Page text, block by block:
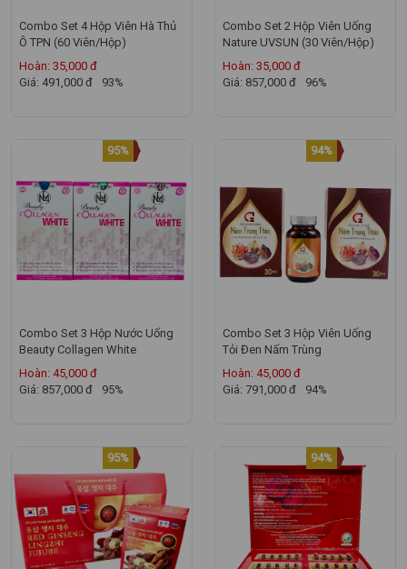
Combo Set 4 Hộp Viên Hà Thủ
Ô TPN (60 Viên/Hộp)
Hoàn: 35,000 đ
Giá: 491,000 đ
93%
Combo Set 2 Hộp Viên Uống
Nature UVSUN (30 Viên/Hộp)
Hoàn: 35,000 đ
Giá: 857,000 đ
96%
95%
Combo Set 3 Hộp Nước Uống
Beauty Collagen White
Hoàn: 45,000 đ
Giá: 857,000 đ
95%
94%
Combo Set 3 Hộp Viên Uống
Tỏi Đen Nấm Trùng
Hoàn: 45,000 đ
Giá: 791,000 đ
94%
95% 94%